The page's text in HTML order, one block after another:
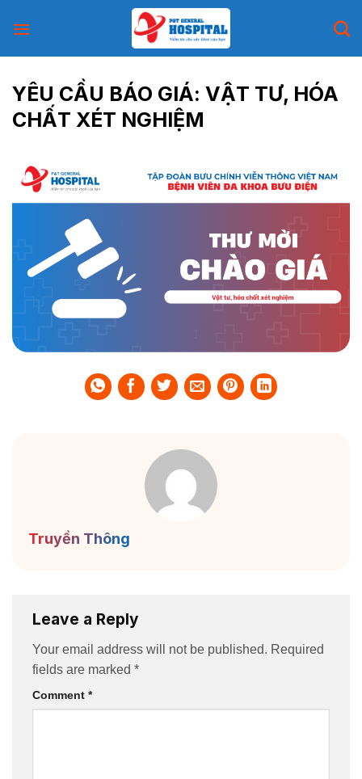
YÊU CẦU BÁO GIÁ: VẬT TƯ, HÓA
CHẤT XÉT NGHIỆM
Truyền Thông
Leave a Reply
Your email address will not be published. Required
fields are marked *
Comment *